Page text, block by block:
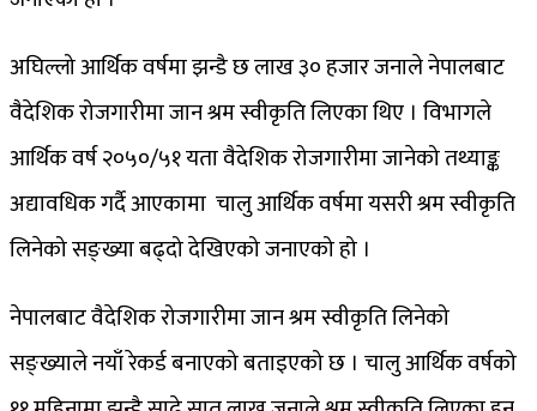
अघिल्लो आर्थिक वर्षमा झन्डै छ लाख ३० हजार जनाले नेपालबाट
वैदेशिक रोजगारीमा जान श्रम स्वीकृति लिएका थिए । विभागले
आर्थिक वर्ष २०५०/५१ यता वैदेशिक रोजगारीमा जानेको तथ्याङ्क
अद्यावधिक गर्दै आएकामा चालु आर्थिक वर्षमा यसरी श्रम स्वीकृति
लिनेको सङ्ख्या बढ्दो देखिएको जनाएको हो ।
नेपालबाट वैदेशिक रोजगारीमा जान श्रम स्वीकृति लिनेको
सङ्ख्याले नयाँ रेकर्ड बनाएको बताइएको छ । चालु आर्थिक वर्षको